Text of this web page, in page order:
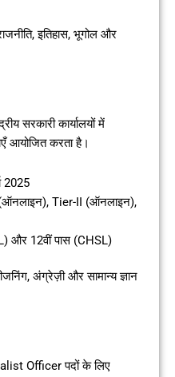
इतिहास, भूगोल और
सरकारी कार्यालयों में
आयोजित करता है।
2025
Tier-II (ऑनलाइन),
और 12वीं पास (CHSL)
अंग्रेज़ी और सामान्य ज्ञान
Officer पदों के लिए